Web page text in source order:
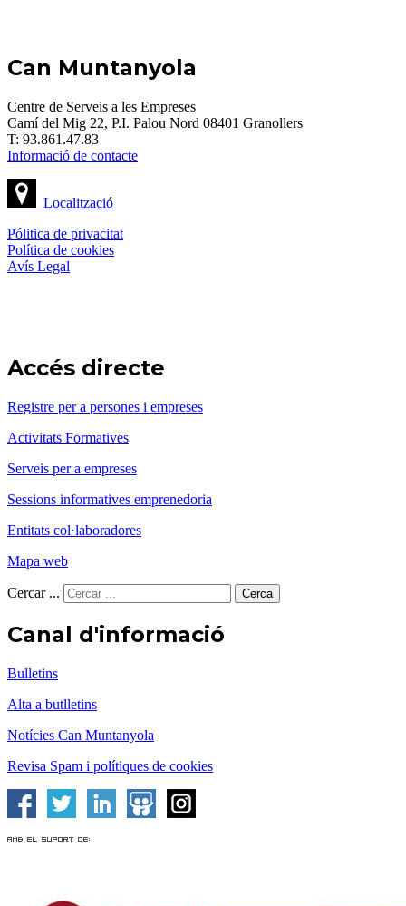
Can Muntanyola
Centre de Serveis a les Empreses
Camí del Mig 22, P.I. Palou Nord 08401 Granollers
T: 93.861.47.83
Informació de contacte
Localització
Pólitica de privacitat
Política de cookies
Avís Legal
Accés directe
Registre per a persones i empreses
Activitats Formatives
Serveis per a empreses
Sessions informatives emprenedoria
Entitats col·laboradores
Mapa web
Cercar ... Cerca
Canal d'informació
Bulletins
Alta a butlletins
Notícies Can Muntanyola
Revisa Spam i polítiques de cookies